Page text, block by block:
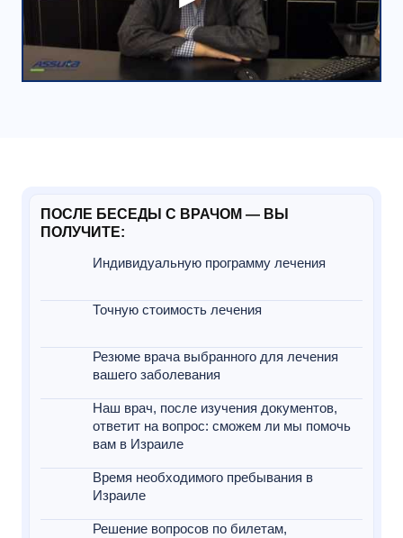
ПОСЛЕ БЕСЕДЫ С ВРАЧОМ — ВЫ
ПОЛУЧИТЕ:
Индивидуальную программу лечения
Точную стоимость лечения
Резюме врача выбранного для лечения
вашего заболевания
Наш врач, после изучения документов,
ответит на вопрос: сможем ли мы помочь
вам в Израиле
Время необходимого пребывания в
Израиле
Решение вопросов по билетам,